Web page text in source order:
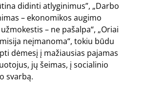
didinti atlyginimus”, „Darbo
– ekonomikos augimo
– ne pašalpa“, „Oriai
neįmanoma“, tokiu būdu
dėmesį į mažiausias pajamas
jų šeimas, į socialinio
svarbą.